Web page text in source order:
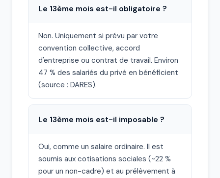
Le 13ème mois est-il obligatoire ?
Non. Uniquement si prévu par votre
convention collective, accord
d'entreprise ou contrat de travail. Environ
47 % des salariés du privé en bénéficient
(source : DARES).
Le 13ème mois est-il imposable ?
Oui, comme un salaire ordinaire. Il est
soumis aux cotisations sociales (~22 %
pour un non-cadre) et au prélèvement à